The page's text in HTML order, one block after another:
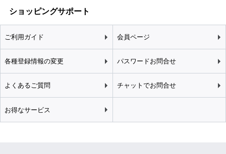
ショッピングサポート
ご利用ガイド 会員ページ
各種登録情報の変更 パスワードお問合せ
よくあるご質問 チャットでお問合せ
お得なサービス